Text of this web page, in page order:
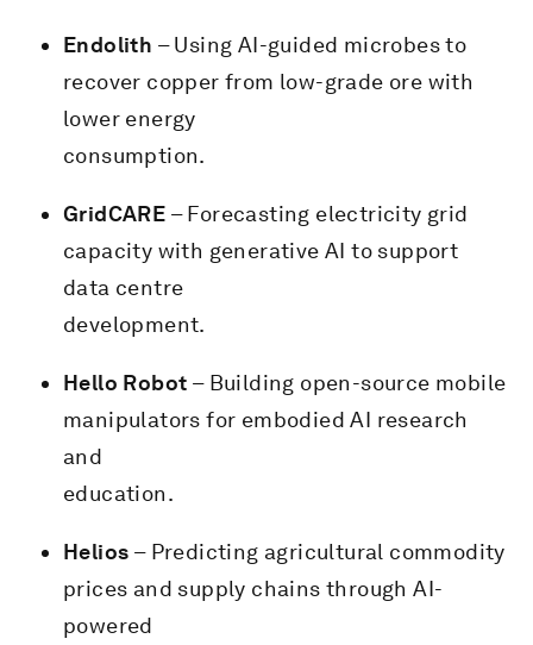
Endolith – Using AI-guided microbes to
recover copper from low-grade ore with
lower energy
consumption.
GridCARE – Forecasting electricity grid
capacity with generative AI to support
data centre
development.
Hello Robot – Building open-source mobile
manipulators for embodied AI research
and
education.
Helios – Predicting agricultural commodity
prices and supply chains through AI-
powered